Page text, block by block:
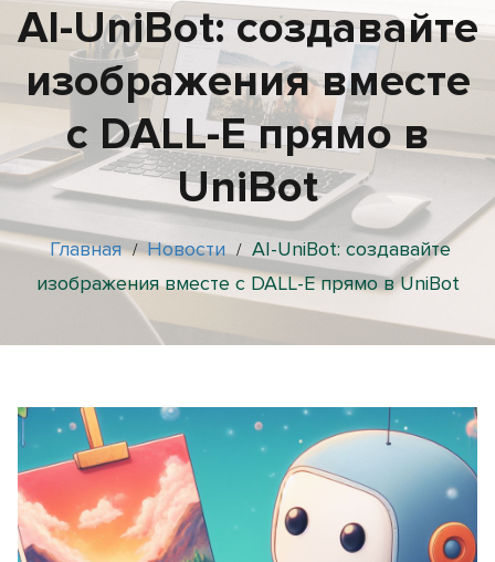
AI-UniBot: создавайте
изображения вместе
с DALL-E прямо в
UniBot
Главная / Новости / AI-UniBot: создавайте
изображения вместе с DALL-E прямо в UniBot